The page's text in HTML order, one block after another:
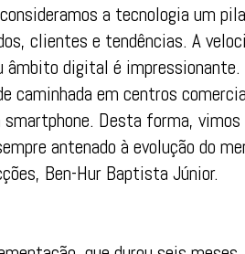
a tecnologia um
clientes e tendências. A
âmbito digital é
caminhada em centros
smartphone. Desta forma,
antenado à evolução do
Ben-Hur Baptista Júnior.